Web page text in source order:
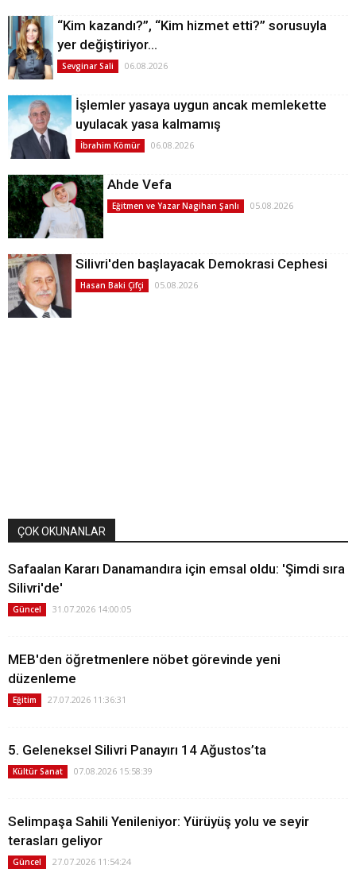
“Kim kazandı?”, “Kim hizmet etti?” sorusuyla
yer değiştiriyor…
Sevginar Sali 06.08.2026
İşlemler yasaya uygun ancak memlekette
uyulacak yasa kalmamış
İbrahim Kömür 06.08.2026
Ahde Vefa
Eğitmen ve Yazar Nagihan Şanlı 05.08.2026
Silivri'den başlayacak Demokrasi Cephesi
Hasan Baki Çifçi 05.08.2026
ÇOK OKUNANLAR
Safaalan Kararı Danamandıra için emsal oldu: 'Şimdi sıra
Silivri'de'
Güncel 31.07.2026 14:00:05
MEB'den öğretmenlere nöbet görevinde yeni
düzenleme
Eğitim 27.07.2026 11:36:31
5. Geleneksel Silivri Panayırı 14 Ağustos’ta
Kültür Sanat 07.08.2026 15:58:39
Selimpaşa Sahili Yenileniyor: Yürüyüş yolu ve seyir
terasları geliyor
Güncel 27.07.2026 11:54:24